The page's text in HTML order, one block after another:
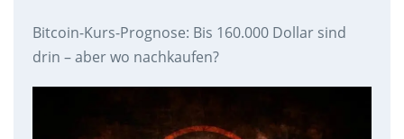
Bitcoin-Kurs-Prognose: Bis 160.000 Dollar sind
drin – aber wo nachkaufen?